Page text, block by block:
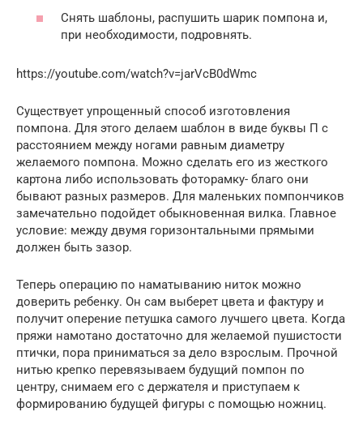
Снять шаблоны, распушить шарик помпона и,
при необходимости, подровнять.
https://youtube.com/watch?v=jarVcB0dWmc
Существует упрощенный способ изготовления
помпона. Для этого делаем шаблон в виде буквы П с
расстоянием между ногами равным диаметру
желаемого помпона. Можно сделать его из жесткого
картона либо использовать фоторамку- благо они
бывают разных размеров. Для маленьких помпончиков
замечательно подойдет обыкновенная вилка. Главное
условие: между двумя горизонтальными прямыми
должен быть зазор.
Теперь операцию по наматыванию ниток можно
доверить ребенку. Он сам выберет цвета и фактуру и
получит оперение петушка самого лучшего цвета. Когда
пряжи намотано достаточно для желаемой пушистости
птички, пора приниматься за дело взрослым. Прочной
нитью крепко перевязываем будущий помпон по
центру, снимаем его с держателя и приступаем к
формированию будущей фигуры с помощью ножниц.